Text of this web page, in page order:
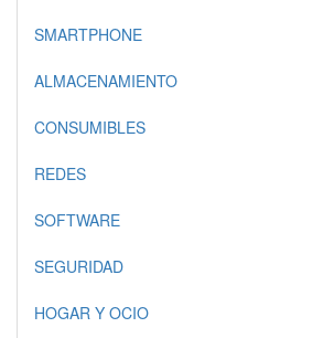
SMARTPHONE
ALMACENAMIENTO
CONSUMIBLES
REDES
SOFTWARE
SEGURIDAD
HOGAR Y OCIO